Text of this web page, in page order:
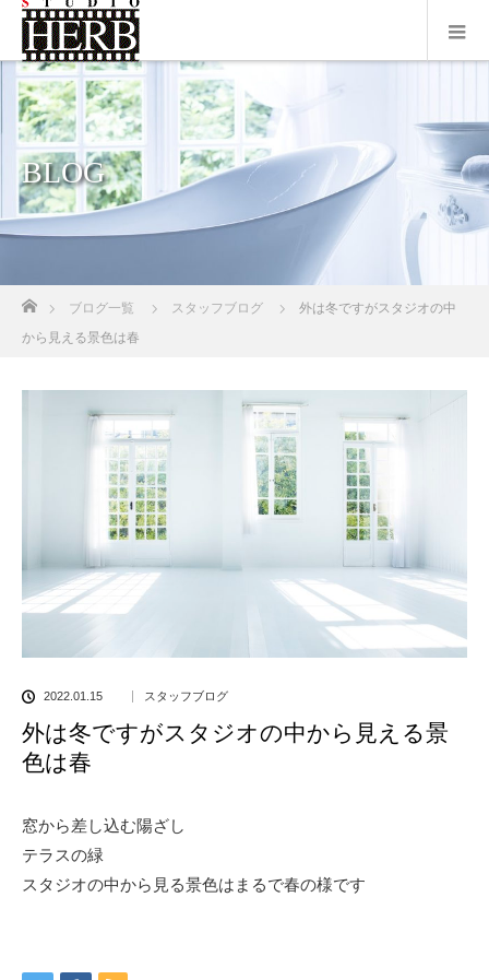
BLOG
ブログ一覧 スタッフブログ
外は冬ですがスタジオの中
から見える景色は春
2022.01.15 スタッフブログ
外は冬ですがスタジオの中から見える景
色は春
窓から差し込む陽ざし
テラスの緑
スタジオの中から見る景色はまるで春の様です